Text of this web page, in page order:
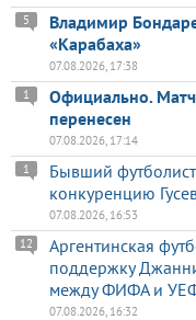
Владимир
«Карабаха»
5
07.08.2026, 17:38
Официально.
перенесен
1
07.08.2026, 17:14
Бывший
конкуренцию
1
07.08.2026, 16:53
Аргентинская
поддержку
между ФИФА и
12
07.08.2026, 16:32